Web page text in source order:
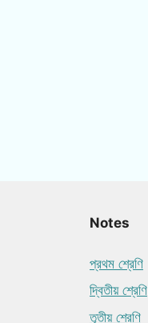
Notes
প্রথম শ্রেণি
দ্বিতীয় শ্রেণি
তৃতীয় শ্রেণি